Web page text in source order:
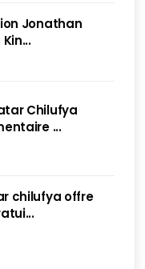
Jonathan
Chilufya
...
chilufya offre